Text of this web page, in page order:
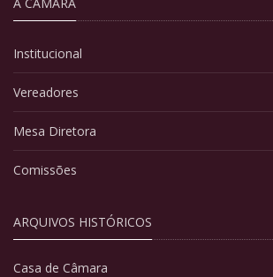
Institucional
Vereadores
Mesa Diretora
Comissões
ARQUIVOS HISTÓRICOS
Casa de Câmara